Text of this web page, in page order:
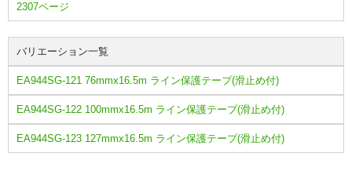
2307ページ
バリエーション一覧
EA944SG-121 76mmx16.5m ライン保護テープ(滑止め付)
EA944SG-122 100mmx16.5m ライン保護テープ(滑止め付)
EA944SG-123 127mmx16.5m ライン保護テープ(滑止め付)